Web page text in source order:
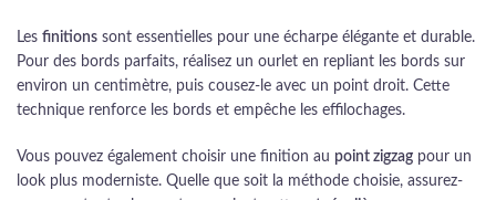
Les finitions sont essentielles pour une écharpe élégante et durable.
Pour des bords parfaits, réalisez un ourlet en repliant les bords sur
environ un centimètre, puis cousez-le avec un point droit. Cette
technique renforce les bords et empêche les effilochages.
Vous pouvez également choisir une finition au point zigzag pour un
look plus moderniste. Quelle que soit la méthode choisie, assurez-